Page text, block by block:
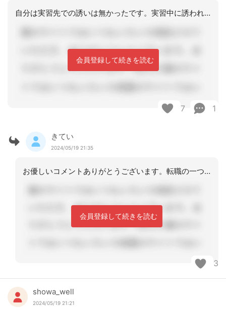
自分は実習先での誘いは無かったです。実習中に誘われるということは、きていさんに好
会員登録して続きを読む
7 1
きてい
2024/05/19 21:35
お優しいコメントありがとうございます。転職の一つの案としてみます。
会員登録して続きを読む
3
showa_well
2024/05/19 21:21